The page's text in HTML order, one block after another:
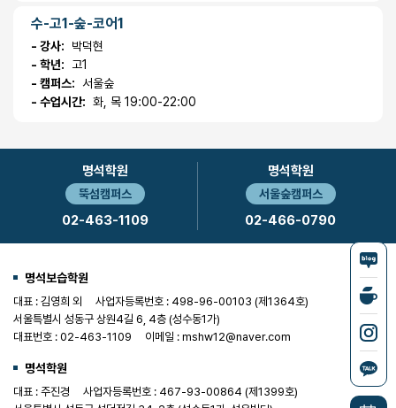
수-고1-숲-코어1
- 강사:
박덕현
- 학년:
고1
- 캠퍼스:
서울숲
- 수업시간: 화, 목 19:00-22:00
명석학원
뚝섬캠퍼스
02-463-1109
명석학원
서울숲캠퍼스
02-466-0790
명석보습학원
대표 : 김영희 외
사업자등록번호 : 498-96-00103 (제1364호)
서울특별시 성동구 상원4길 6, 4층 (성수동1가)
대표번호 : 02-463-1109
이메일 : mshw12@naver.com
명석학원
대표 : 주진경
사업자등록번호 : 467-93-00864 (제1399호)